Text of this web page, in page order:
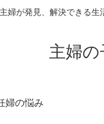
主婦が発見、解決できる生
主婦
婦の悩み